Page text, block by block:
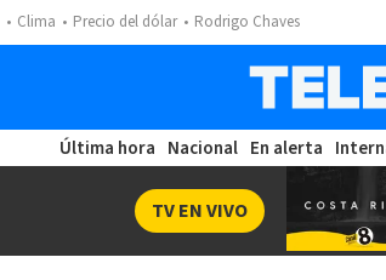
Clima Precio del dólar Rodrigo Chaves
Última hora Nacional En alerta
TV EN VIVO